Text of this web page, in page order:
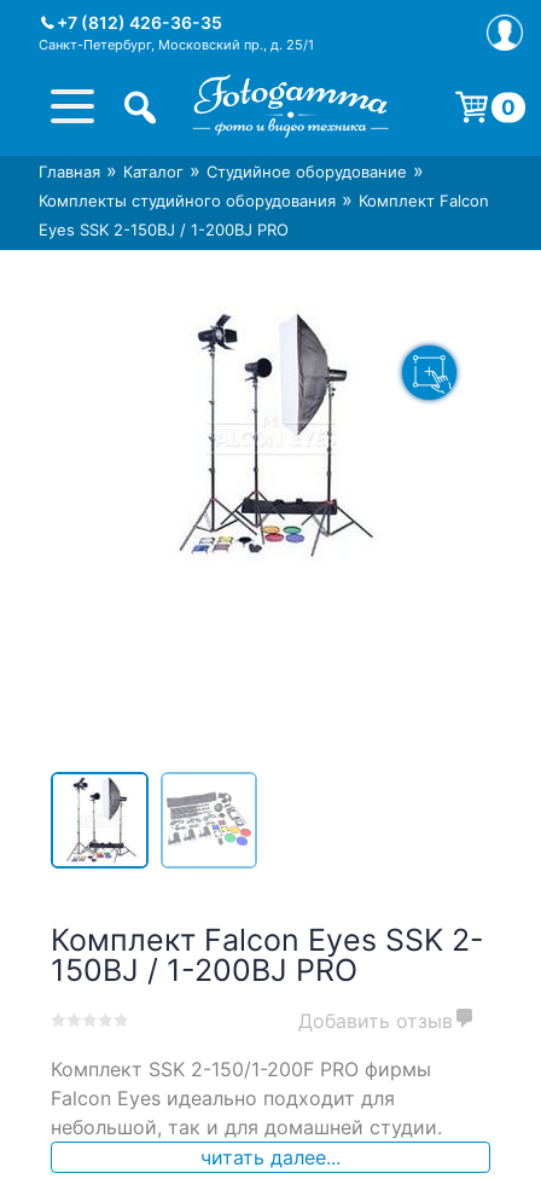
+7 (812) 426-36-35
Санкт-Петербург, Московский пр., д. 25/1
Интернет-магазин фототехники
Foto-Gamma в СПб
Магазин фотоаксессуаров foto-
gamma.ru
0
Корзина пуста.
Главная » Каталог » Студийное оборудование »
Комплекты студийного оборудования » Комплект Falcon
Eyes SSK 2-150BJ / 1-200BJ PRO
Комплект Falcon Eyes SSK 2-
150BJ / 1-200BJ PRO
out
on
Добавить отзыв
Комплект SSK 2-150/1-200F PRO фирмы
Falcon Eyes идеально подходит для
небольшой, так и для домашней студии.
читать далее...